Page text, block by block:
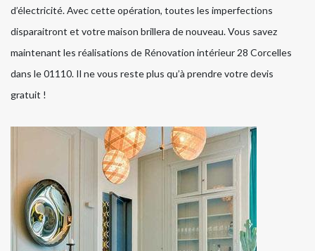
d’électricité. Avec cette opération, toutes les imperfections
disparaitront et votre maison brillera de nouveau. Vous savez
maintenant les réalisations de Rénovation intérieur 28 Corcelles
dans le 01110. Il ne vous reste plus qu’à prendre votre devis
gratuit !